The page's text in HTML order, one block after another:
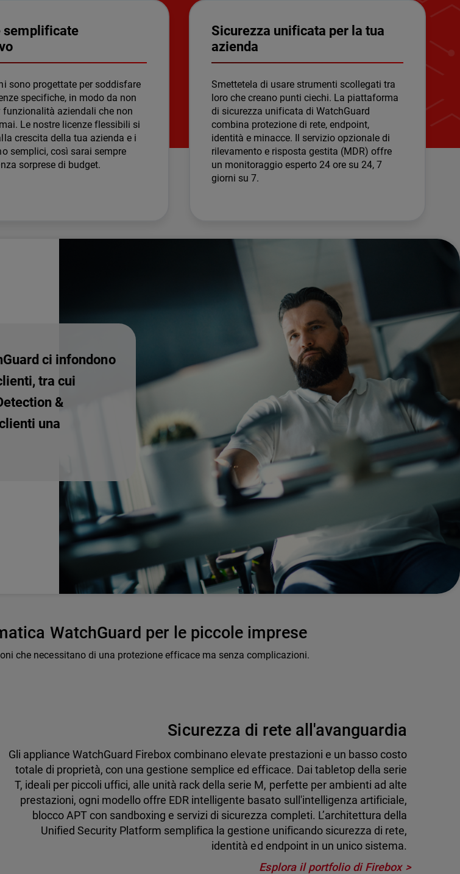
semplificate
sono progettate per soddisfare
specifiche, in modo da non
funzionalità aziendali che non
Le nostre licenze flessibili si
crescita della tua azienda e i
semplici, così sarai sempre
sorprese di budget.
Sicurezza unificata per la tua
azienda
Smettetela di usare strumenti scollegati tra
loro che creano punti ciechi. La piattaforma
di sicurezza unificata di WatchGuard
combina protezione di rete, endpoint,
identità e minacce. Il servizio opzionale di
rilevamento e risposta gestita (MDR) offre
un monitoraggio esperto 24 ore su 24, 7
giorni su 7.
ci infondono
tra cui
&
una
WatchGuard per le piccole imprese
che necessitano di una protezione efficace ma senza complicazioni.
Sicurezza di rete all'avanguardia
Gli appliance WatchGuard Firebox combinano elevate prestazioni e un basso costo
totale di proprietà, con una gestione semplice ed efficace. Dai tabletop della serie
T, ideali per piccoli uffici, alle unità rack della serie M, perfette per ambienti ad alte
prestazioni, ogni modello offre EDR intelligente basato sull'intelligenza artificiale,
blocco APT con sandboxing e servizi di sicurezza completi. L’architettura della
Unified Security Platform semplifica la gestione unificando sicurezza di rete,
identità ed endpoint in un unico sistema.
Esplora il portfolio di Firebox